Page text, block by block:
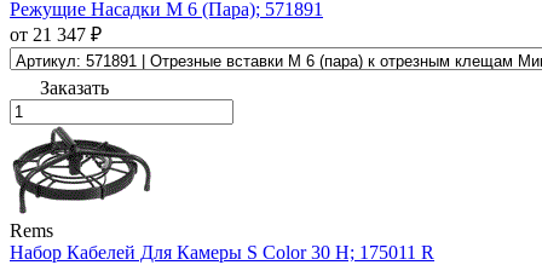
Режущие Насадки М 6 (Пара); 571891
от 21 347 ₽
Заказать
Rems
Набор Кабелей Для Камеры S Color 30 H; 175011 R